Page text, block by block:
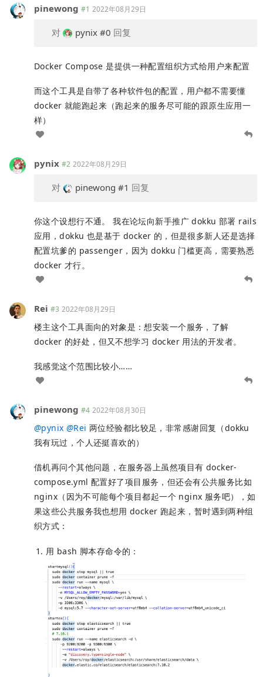
pinewong #1 2022年08月29日
对 pynix #0 回复
Docker Compose 是提供一种配置组织方式给用户来配置
而这个工具是自带了各种软件包的配置，用户都不需要懂
docker 就能跑起来（跑起来的服务尽可能的跟原生应用一
样）
pynix #2 2022年08月29日
对 pinewong #1 回复
你这个设想行不通。 我在论坛向新手推广 dokku 部署 rails
应用，dokku 也是基于 docker 的，但是很多新人还是选择
配置坑爹的 passenger，因为 dokku 门槛更高，需要熟悉
docker 才行。
Rei #3 2022年08月29日
楼主这个工具面向的对象是：想安装一个服务，了解
docker 的好处，但又不想学习 docker 用法的开发者。
我感觉这个范围比较小……
pinewong #4 2022年08月30日
@pynix @Rei 两位经验都比较足，非常感谢回复（dokku
我有玩过，个人还挺喜欢的）
借机再问个其他问题，在服务器上虽然项目有 docker-
compose.yml 配置好了项目服务，但还会有公共服务比如
nginx（因为不可能每个项目都起一个 nginx 服务吧），如
果这些公共服务我也想用 docker 跑起来，暂时遇到两种组
织方式：
用 bash 脚本存命令的：